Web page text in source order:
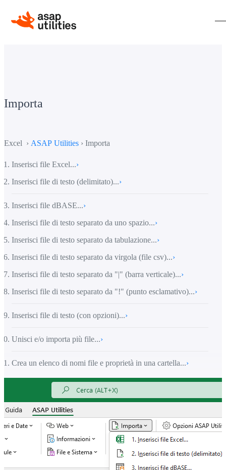
Importa
Excel › ASAP Utilities › Importa
Inserisci file Excel...›
Inserisci file di testo (delimitato)...›
Inserisci file dBASE...›
Inserisci file di testo separato da uno spazio...›
Inserisci file di testo separato da tabulazione...›
Inserisci file di testo separato da virgola (file csv)...›
Inserisci file di testo separato da "|" (barra verticale)...›
Inserisci file di testo separato da "!" (punto esclamativo)...›
Inserisci file di testo (con opzioni)...›
Unisci e/o importa più file...›
Crea un elenco di nomi file e proprietà in una cartella...›